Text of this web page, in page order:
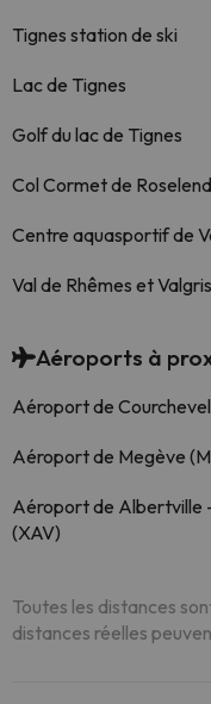
Tignes station de ski
Lac de Tignes
Golf du lac de Tignes
Col Cormet de Roselend
Centre aquasportif de
Val de Rhêmes et
Aéroports à
Aéroport de
Aéroport de Megève
Aéroport de Albertville
(XAV)
Toutes les distances
distances réelles